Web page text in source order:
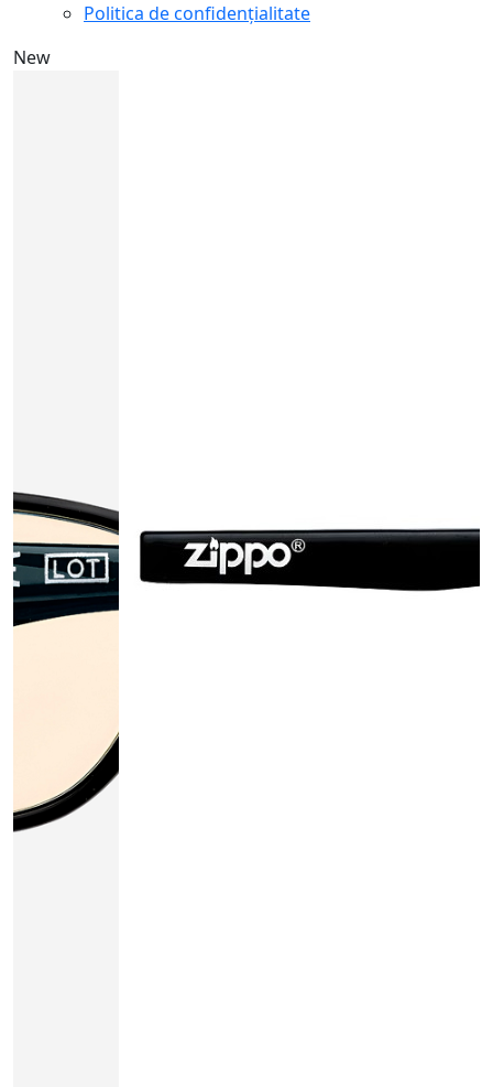
Politica de confidențialitate
New